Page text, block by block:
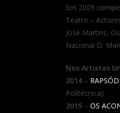
Em 2009
Teatro –
José Martins,
Nacional D.
Nos Artistas
2014 –
Politécnica).
2015 – OS